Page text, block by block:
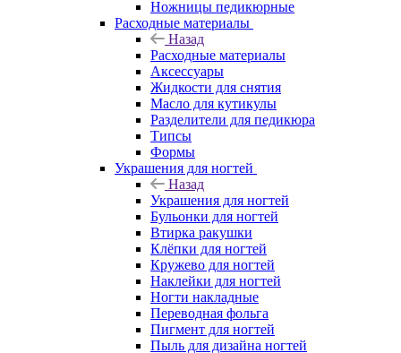
Ножницы педикюрные
Расходные материалы
Назад
Расходные материалы
Аксессуары
Жидкости для снятия
Масло для кутикулы
Разделители для педикюра
Типсы
Формы
Украшения для ногтей
Назад
Украшения для ногтей
Бульонки для ногтей
Втирка ракушки
Клёпки для ногтей
Кружево для ногтей
Наклейки для ногтей
Ногти накладные
Переводная фольга
Пигмент для ногтей
Пыль для дизайна ногтей